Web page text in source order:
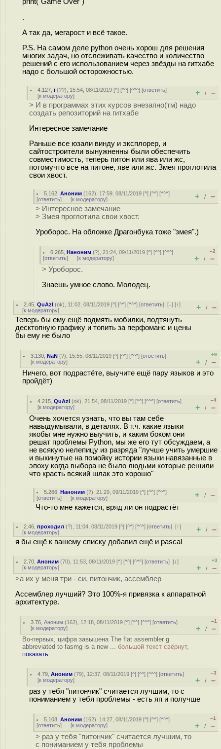
.
А так да, мегарост и всё такое.
P.S. На самом деле python очень хорош для решения
многих задач, но отслеживать качество и количество
решений с его использованием через звёзды на гитхабе
надо с большой осторожностью.
4.127 ,i (??), 15:54, 08/11/2019 [^] [^^] [^^^] [ответить]
[к модератору] + / –
> И в программах этих курсов внезапно(тм) надо
создать репозиторий на гитхабе
Интересное замечание
Раньше все юзали винду и эксплорер, и
сайтостроители вынужненны были обеспечить
совместимость, теперь питон или ява или жс,
потомучто все на питоне, яве или жс. Змея проглотила
свои хвост.
5.162 ,Аноним (162), 17:59, 08/11/2019 [^] [^^] [^^^]
[ответить] [к модератору] + / –
> Интересное замечание
> Змея проглотила свои хвост.
Уроборос. На обложке Драгонбука тоже "змея".)
6.265 ,Наноним (?), 21:24, 09/11/2019 [^] [^^] [^^^]
[ответить] [к модератору]
–2
+ / –
> Уроборос.
Знаешь умное слово. Молодец.
2.45 ,QuAzI (ok), 11:02, 08/11/2019 [^] [^^] [^^^] [ответить][↓] [↑]
[к модератору] + / –
Теперь бы ему ещё подмять мобилки, подтянуть
десктопную графику и топить за перфоманс и цены
бы ему не было
3.130 ,NaN (?), 15:55, 08/11/2019 [^] [^^] [^^^] [ответить]
[к модератору]
+9
+ / –
Ничего, вот подрастёте, выучите ещё пару языков и это
пройдёт)
4.215 ,QuAzI (ok), 21:54, 08/11/2019 [^] [^^] [^^^] [ответить]
[к модератору]
–4
+ / –
Очень хочется узнать, что вы там себе
навыдумывали, в деталях. В т.ч. какие языки
якобы мне нужно выучить, и каким боком они
решат проблемы Python, мы же его тут обсуждаем, а
не всякую нелепицу из разряда "лучше учить умершие
и выкинутые на помойку истории языки навязанные в
эпоху когда выбора не было людьми которые решили
что красть всякий шлак это хорошо"
5.266 ,Наноним (?), 21:29, 09/11/2019 [^] [^^] [^^^]
[ответить] [к модератору] + / –
Что-то мне кажется, вряд ли он подрастёт
2.46 ,проходил (?), 11:04, 08/11/2019 [^] [^^] [^^^] [ответить][↑]
[к модератору] + / –
я бы ещё к вашему списку добавил ещё и pascal
2.70 ,Аноним (70), 11:53, 08/11/2019 [^] [^^] [^^^] [ответить][↓]
[к модератору]
+3
+ / –
>а их у меня три - си, питончик, ассемблер
Ассемблер лучший? Это 100%-я привязка к аппаратной
архитектуре.
3.76 ,Аноним (162), 12:18, 08/11/2019 [^] [^^] [^^^] [ответить]
[к модератору]
–1
+ / –
Во-первых, цифра завышена The flat assembler g
abbreviated to fasmg is a new ... большой текст свёрнут,
показать
4.79 ,Аноним (79), 12:37, 08/11/2019 [^] [^^] [^^^] [ответить]
[к модератору]
–3
+ / –
раз у тебя "питончик" считается лучшим, то с
пониманием у тебя проблемы - есть яп и получше
5.108 ,Аноним (162), 14:27, 08/11/2019 [^] [^^] [^^^]
[ответить] [к модератору]
–1
+ / –
> раз у тебя "питончик" считается лучшим, то
с пониманием у тебя проблемы